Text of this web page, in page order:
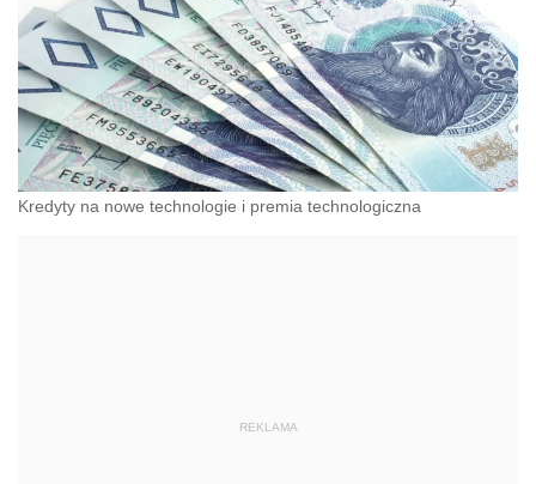
Kredyty na nowe technologie i premia technologiczna